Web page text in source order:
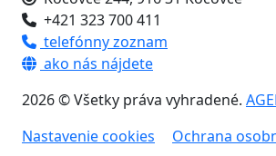
+421 323 700 411
telefónny zoznam
ako nás nájdete
2026 © Všetky práva vyhradené.
Nastavenie cookies
Ochrana